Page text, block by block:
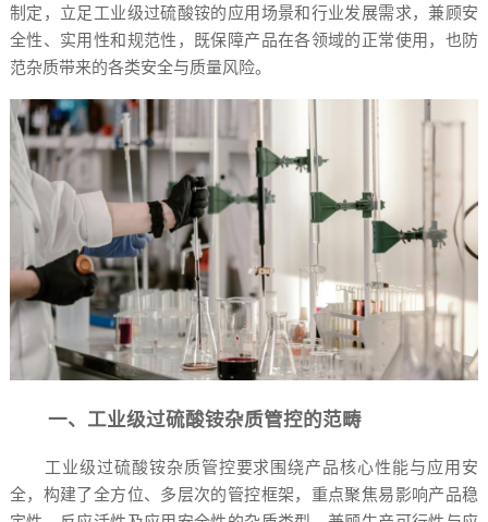
制定，立足工业级过硫酸铵的应用场景和行业发展需求，兼顾安
全性、实用性和规范性，既保障产品在各领域的正常使用，也防
范杂质带来的各类安全与质量风险。
一、工业级过硫酸铵杂质管控的范畴
工业级过硫酸铵杂质管控要求围绕产品核心性能与应用安
全，构建了全方位、多层次的管控框架，重点聚焦易影响产品稳